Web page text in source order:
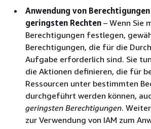
Anwendung von
geringsten Rechten – Wenn Sie
Berechtigungen festlegen,
Berechtigungen, die für die
Aufgabe erforderlich sind. Sie
die Aktionen definieren, die für
Ressourcen unter bestimmten
durchgeführt werden können,
geringsten Berechtigungen.
zur Verwendung von IAM zum